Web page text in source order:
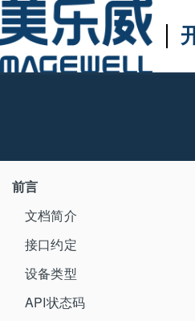
前言
文档简介
接口约定
设备类型
API状态码